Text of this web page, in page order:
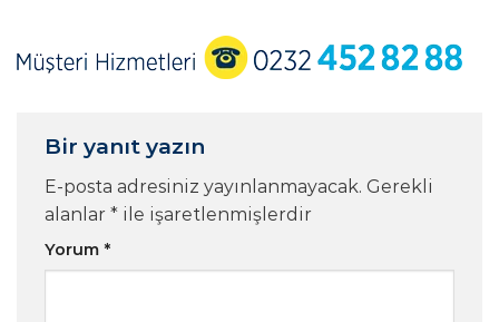
Bir yanıt yazın
E-posta adresiniz yayınlanmayacak. Gerekli
alanlar * ile işaretlenmişlerdir
Yorum *